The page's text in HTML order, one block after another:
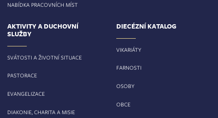
NABÍDKA PRACOVNÍCH MÍST
AKTIVITY A DUCHOVNÍ
SLUŽBY
SVÁTOSTI A ŽIVOTNÍ SITUACE
PASTORACE
EVANGELIZACE
DIAKONIE, CHARITA A MISIE
DIECÉZNÍ KATALOG
VIKARIÁTY
FARNOSTI
OSOBY
OBCE